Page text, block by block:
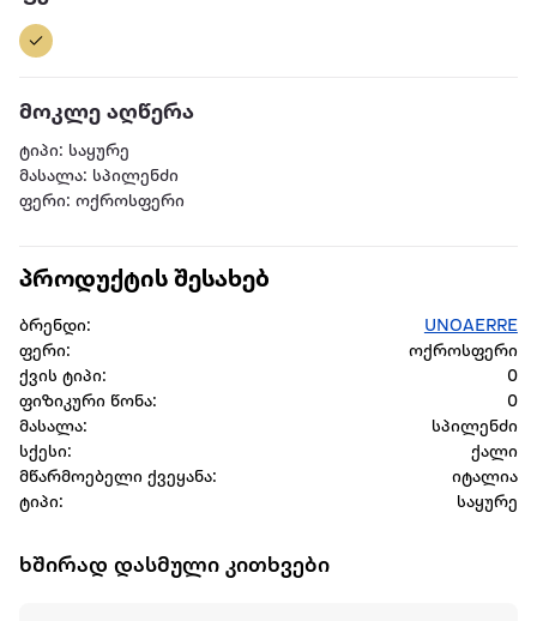
მოკლე აღწერა
ტიპი: საყურე
მასალა: სპილენძი
ფერი: ოქროსფერი
პროდუქტის შესახებ
ბრენდი:
UNOAERRE
ფერი:
ოქროსფერი
ქვის ტიპი:
0
ფიზიკური წონა:
0
მასალა:
სპილენძი
სქესი:
ქალი
მწარმოებელი ქვეყანა:
იტალია
ტიპი:
საყურე
ხშირად დასმული კითხვები